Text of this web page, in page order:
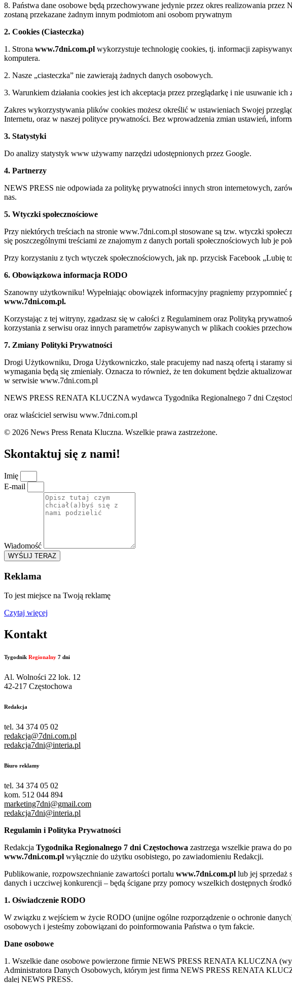
8. Państwa dane osobowe będą przechowywane jedynie przez okres realizowania
zostaną przekazane żadnym innym podmiotom ani osobom prywatnym
2. Cookies (Ciasteczka)
1. Strona www.7dni.com.pl wykorzystuje technologię cookies, tj. informacji
komputera.
2. Nasze „ciasteczka” nie zawierają żadnych danych osobowych.
3. Warunkiem działania cookies jest ich akceptacja przez przeglądarkę i nie usuwanie
Zakres wykorzystywania plików cookies możesz określić w ustawieniach Swojej
Internetu, oraz w naszej polityce prywatności. Bez wprowadzenia zmian ustawień,
3. Statystyki
Do analizy statystyk www używamy narzędzi udostępnionych przez Google.
4. Partnerzy
NEWS PRESS nie odpowiada za politykę prywatności innych stron internetowych,
nas.
5. Wtyczki społecznościowe
Przy niektórych treściach na stronie www.7dni.com.pl stosowane są tzw. wtyczki
się poszczególnymi treściami ze znajomym z danych portali społecznościowych lub je
Przy korzystaniu z tych wtyczek społecznościowych, jak np. przycisk Facebook „Lubię
6. Obowiązkowa informacja RODO
Szanowny użytkowniku! Wypełniając obowiązek informacyjny pragniemy przypomnieć
www.7dni.com.pl.
Korzystając z tej witryny, zgadzasz się w całości z Regulaminem oraz Polityką
korzystania z serwisu oraz innych parametrów zapisywanych w plikach cookies
7. Zmiany Polityki Prywatności
Drogi Użytkowniku, Droga Użytkowniczko, stale pracujemy nad naszą ofertą i staramy
wymagania będą się zmieniały. Oznacza to również, że ten dokument będzie
w serwisie www.7dni.com.pl
NEWS PRESS RENATA KLUCZNA wydawca Tygodnika Regionalnego 7 dni
oraz właściciel serwisu www.7dni.com.pl
© 2026 News Press Renata Kluczna. Wszelkie prawa zastrzeżone.
Skontaktuj się z nami!
Imię
E-mail
Wiadomość
WYŚLIJ TERAZ
Reklama
To jest miejsce na Twoją reklamę
Czytaj więcej
Kontakt
Tygodnik Regionalny 7 dni
Al. Wolności 22 lok. 12
42-217 Częstochowa
Redakcja
tel. 34 374 05 02
redakcja@7dni.com.pl
redakcja7dni@interia.pl
Biuro reklamy
tel. 34 374 05 02
kom. 512 044 894
marketing7dni@gmail.com
redakcja7dni@interia.pl
Regulamin i Polityka Prywatności
Redakcja Tygodnika Regionalnego 7 dni Częstochowa zastrzega wszelkie prawa do
www.7dni.com.pl wyłącznie do użytku osobistego, po zawiadomieniu Redakcji.
Publikowanie, rozpowszechnianie zawartości portalu www.7dni.com.pl lub jej sprzedaż
danych i uczciwej konkurencji – będą ścigane przy pomocy wszelkich dostępnych
1. Oświadczenie RODO
W związku z wejściem w życie RODO (unijne ogólne rozporządzenie o ochronie
osobowych i jesteśmy zobowiązani do poinformowania Państwa o tym fakcie.
Dane osobowe
1. Wszelkie dane osobowe powierzone firmie NEWS PRESS RENATA KLUCZNA
Administratora Danych Osobowych, którym jest firma NEWS PRESS RENATA
dalej NEWS PRESS.